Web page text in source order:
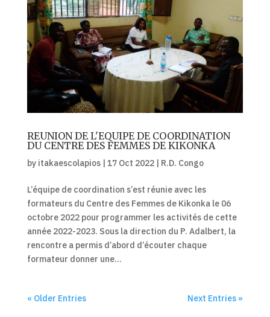
REUNION DE L'EQUIPE DE COORDINATION
DU CENTRE DES FEMMES DE KIKONKA
by itakaescolapios| 17 Oct 2022| R.D. Congo
L’équipe de coordination s’est réunie avec les
formateurs du Centre des Femmes de Kikonka le 06
octobre 2022 pour programmer les activités de cette
année 2022-2023. Sous la direction du P. Adalbert, la
rencontre a permis d’abord d’écouter chaque
formateur donner une...
« Older Entries Next Entries »